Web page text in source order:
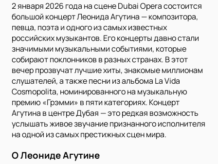
2 января 2026 года на сцене Dubai Opera состоится
большой концерт Леонида Агутина — композитора,
певца, поэта и одного из самых известных
российских музыкантов. Его концерты давно стали
значимыми музыкальными событиями, которые
собирают поклонников в разных странах. В этот
вечер прозвучат лучшие хиты, знакомые миллионам
слушателей, а также песни из альбома La Vida
Cosmopolita, номинированного на музыкальную
премию «Грэмми» в пяти категориях. Концерт
Агутина в центре Дубая — это редкая возможность
услышать живое звучание признанного исполнителя
на одной из самых престижных сцен мира.
О Леониде Агутине